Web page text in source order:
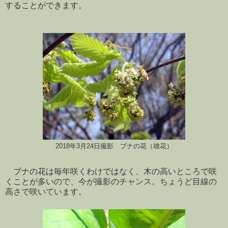
することができます。
2018年3月24日撮影 ブナの花（雄花）
ブナの花は毎年咲くわけではなく、木の高いところで咲
くことが多いので、今が撮影のチャンス。ちょうど目線の
高さで咲いています。